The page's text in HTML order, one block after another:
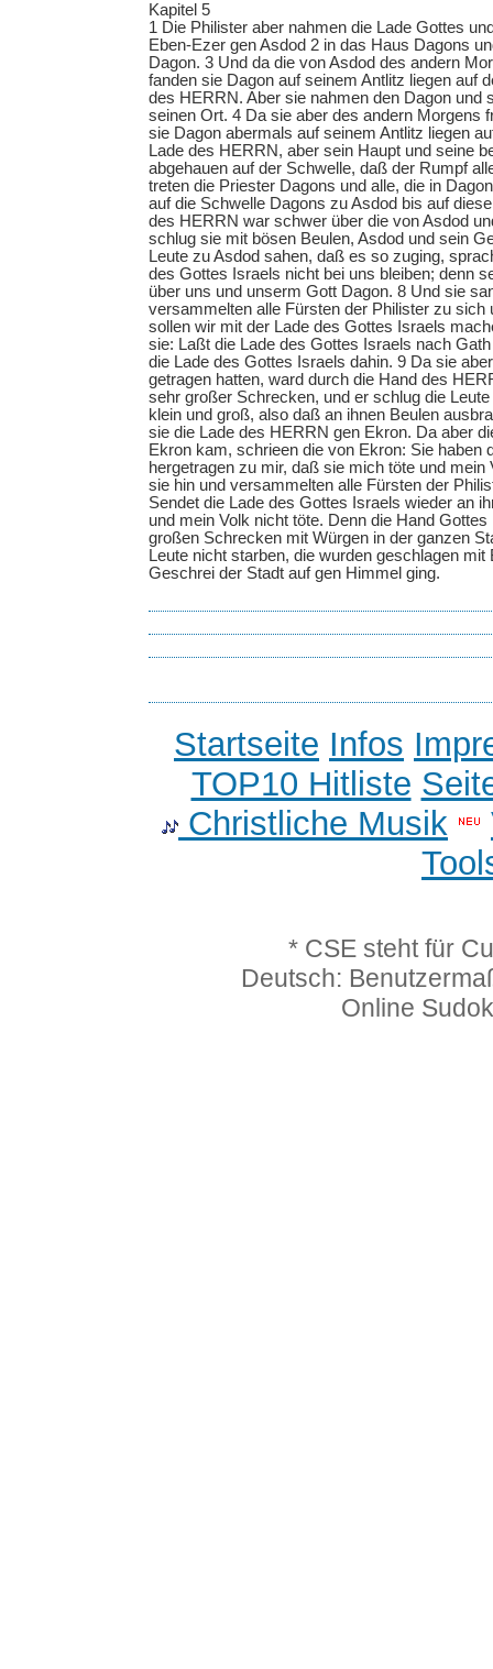
Kapitel 5
1 Die Philister aber nahmen die Lade Gottes
Eben-Ezer gen Asdod 2 in das Haus Dagons
Dagon. 3 Und da die von Asdod des andern
fanden sie Dagon auf seinem Antlitz liegen auf
des HERRN. Aber sie nahmen den Dagon und
seinen Ort. 4 Da sie aber des andern Morgens
sie Dagon abermals auf seinem Antlitz liegen
Lade des HERRN, aber sein Haupt und seine
abgehauen auf der Schwelle, daß der Rumpf
treten die Priester Dagons und alle, die in
auf die Schwelle Dagons zu Asdod bis auf
des HERRN war schwer über die von Asdod
schlug sie mit bösen Beulen, Asdod und sein
Leute zu Asdod sahen, daß es so zuging,
des Gottes Israels nicht bei uns bleiben; denn
über uns und unserm Gott Dagon. 8 Und sie
versammelten alle Fürsten der Philister zu sich
sollen wir mit der Lade des Gottes Israels
sie: Laßt die Lade des Gottes Israels nach
die Lade des Gottes Israels dahin. 9 Da sie
getragen hatten, ward durch die Hand des
sehr großer Schrecken, und er schlug die
klein und groß, also daß an ihnen Beulen
sie die Lade des HERRN gen Ekron. Da aber
Ekron kam, schrieen die von Ekron: Sie haben
hergetragen zu mir, daß sie mich töte und mein
sie hin und versammelten alle Fürsten der
Sendet die Lade des Gottes Israels wieder an
und mein Volk nicht töte. Denn die Hand
großen Schrecken mit Würgen in der ganzen
Leute nicht starben, die wurden geschlagen mit
Geschrei der Stadt auf gen Himmel ging.
Startseite Infos
TOP10 Hitliste
Christliche Musik
* CSE steht für
Deutsch:
Online